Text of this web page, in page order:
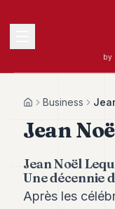
by
40
Andy
39
HomeBusiness
Jean
Jean Noël
Une décennie
Après les